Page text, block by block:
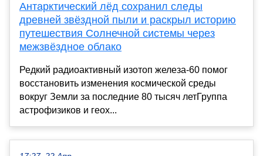
Антарктический лёд сохранил следы
древней звёздной пыли и раскрыл историю
путешествия Солнечной системы через
межзвёздное облако
Редкий радиоактивный изотоп железа-60 помог
восстановить изменения космической среды
вокруг Земли за последние 80 тысяч летГруппа
астрофизиков и геох...